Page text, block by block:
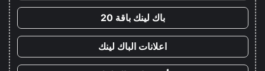
باك لينك باقة 20
اعلانات الباك لينك